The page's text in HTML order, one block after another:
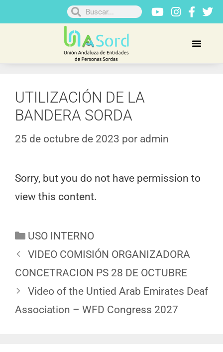
UTILIZACIÓN DE LA
BANDERA SORDA
25 de octubre de 2023 por admin
Sorry, but you do not have permission to
view this content.
USO INTERNO
VIDEO COMISIÓN ORGANIZADORA
CONCETRACION PS 28 DE OCTUBRE
Video of the Untied Arab Emirates Deaf
Association – WFD Congress 2027